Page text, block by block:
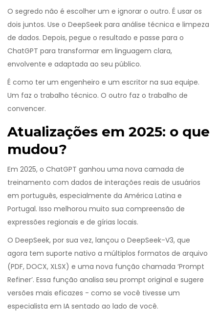
O segredo não é escolher um e ignorar o outro. É usar os
dois juntos. Use o DeepSeek para análise técnica e limpeza
de dados. Depois, pegue o resultado e passe para o
ChatGPT para transformar em linguagem clara,
envolvente e adaptada ao seu público.
É como ter um engenheiro e um escritor na sua equipe.
Um faz o trabalho técnico. O outro faz o trabalho de
convencer.
Atualizações em 2025: o que
mudou?
Em 2025, o ChatGPT ganhou uma nova camada de
treinamento com dados de interações reais de usuários
em português, especialmente da América Latina e
Portugal. Isso melhorou muito sua compreensão de
expressões regionais e de gírias locais.
O DeepSeek, por sua vez, lançou o DeepSeek-V3, que
agora tem suporte nativo a múltiplos formatos de arquivo
(PDF, DOCX, XLSX) e uma nova função chamada ‘Prompt
Refiner’. Essa função analisa seu prompt original e sugere
versões mais eficazes - como se você tivesse um
especialista em IA sentado ao lado de você.